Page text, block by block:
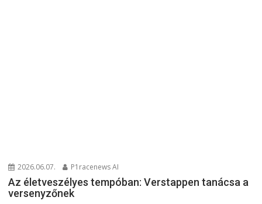
2026.06.07. P1racenews AI
Az életveszélyes tempóban: Verstappen tanácsa a
versenyzőnek